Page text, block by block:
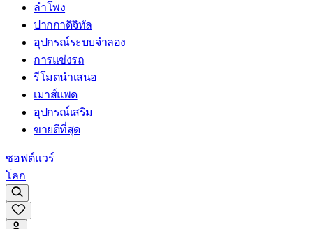
ลำโพง
ปากกาดิจิทัล
อุปกรณ์ระบบจำลอง
การแข่งรถ
รีโมตนำเสนอ
เมาส์แพด
อุปกรณ์เสริม
ขายดีที่สุด
ซอฟต์แวร์
โลก